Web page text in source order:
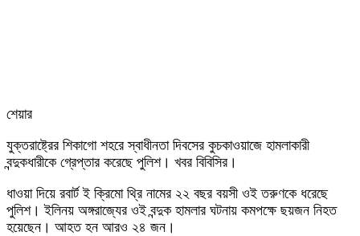
শেয়ার
via
Email
যুক্তরাষ্ট্রের শিকাগো শহরে স্বাধীনতা দিবসের কুচকাওয়াজে হামলাকারী
বন্দুকধারীকে গ্রেপ্তার করেছে পুলিশ। খবর বিবিসির।
ধাওয়া দিয়ে রবার্ট ই ক্রিমো থ্রি নামের ২২ বছর বয়সী ওই তরুণকে ধরেছে
পুলিশ। ইলিনয় অঙ্গরাজ্যের ওই বন্দুক হামলার ঘটনায় কমপক্ষে ছয়জন নিহত
হয়েছেন। আহত হন আরও ২৪ জন।